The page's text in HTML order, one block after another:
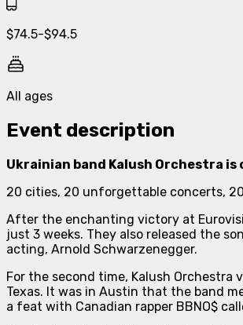
$74.5-$94.5
All ages
Event description
Ukrainian band Kalush Orchestra
20 cities, 20 unforgettable concerts,
After the enchanting victory at
just 3 weeks. They also released the
acting, Arnold Schwarzenegger.
For the second time, Kalush
Texas. It was in Austin that the band
a feat with Canadian rapper BBNO$